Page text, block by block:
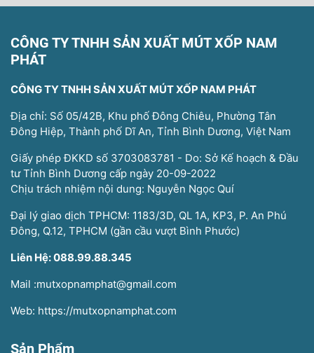
CÔNG TY TNHH SẢN XUẤT MÚT XỐP NAM
PHÁT
CÔNG TY TNHH SẢN XUẤT MÚT XỐP NAM PHÁT
Địa chỉ: Số 05/42B, Khu phố Đông Chiêu, Phường Tân
Đông Hiệp, Thành phố Dĩ An, Tỉnh Bình Dương, Việt Nam
Giấy phép ĐKKD số 3703083781 - Do: Sở Kế hoạch & Đầu
tư Tỉnh Bình Dương cấp ngày 20-09-2022
Chịu trách nhiệm nội dung: Nguyễn Ngọc Quí
Đại lý giao dịch TPHCM: 1183/3D, QL 1A, KP3, P. An Phú
Đông, Q.12, TPHCM (gần cầu vượt Bình Phước)
Liên Hệ: 088.99.88.345
Mail :mutxopnamphat@gmail.com
Web: https://mutxopnamphat.com
Sản Phẩm